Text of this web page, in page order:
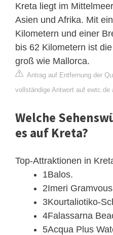
Kreta liegt im
Asien und Afrika. Mit
Kilometern und einer
bis 62 Kilometern ist
groß wie Mallorca.
Antrag auf Entfernung der
vollständige Antwort auf ewtc.de
Welche
es auf Kreta?
Top-Attraktionen in
1Balos.
2Imeri
3Kourtaliotiko-
4Falassarna
5Acqua Plus